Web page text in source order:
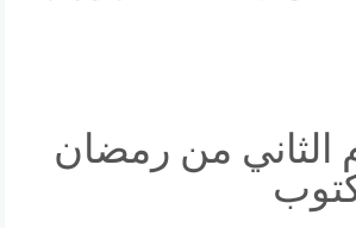
الثاني من رمضان